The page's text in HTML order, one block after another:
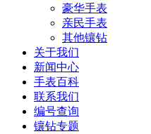
豪华手表
亲民手表
其他镶钻
关于我们
新闻中心
手表百科
联系我们
编号查询
镶钻专题